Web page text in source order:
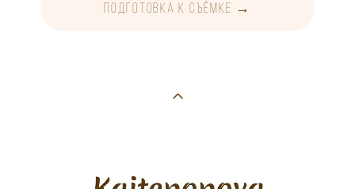
подготовка к съЁмке →